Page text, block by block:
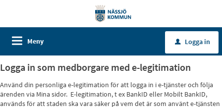
Meny u Logga in
Logga in som medborgare med e-legitimation
Använd din personliga e-legitimation för att logga in i e-tjänster och följa
ärenden via Mina sidor. E-legitimation, t ex BankID eller Mobilt BankID,
används för att staden ska vara säker på vem det är som använt e-tjänsten